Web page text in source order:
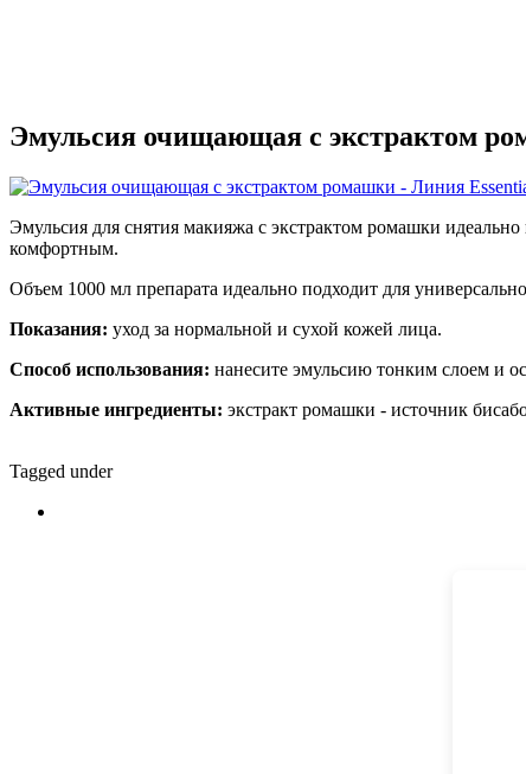
Эмульсия очищающая с экстрактом
Эмульсия для снятия макияжа с экстрактом ромашки
комфортным.
Объем 1000 мл препарата идеально подходит для
Показания: уход за нормальной и сухой кожей лица.
Способ использования: нанесите эмульсию тонким слоем и
Активные ингредиенты: экстракт ромашки - источник
Tagged under